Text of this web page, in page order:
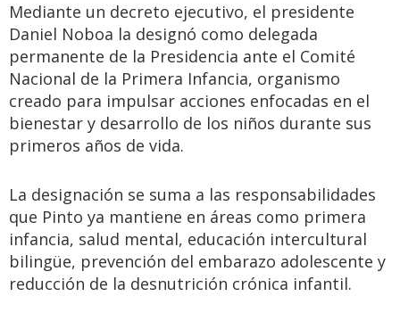
Mediante un decreto ejecutivo, el presidente
Daniel Noboa la designó como delegada
permanente de la Presidencia ante el Comité
Nacional de la Primera Infancia, organismo
creado para impulsar acciones enfocadas en el
bienestar y desarrollo de los niños durante sus
primeros años de vida.
La designación se suma a las responsabilidades
que Pinto ya mantiene en áreas como primera
infancia, salud mental, educación intercultural
bilingüe, prevención del embarazo adolescente y
reducción de la desnutrición crónica infantil.